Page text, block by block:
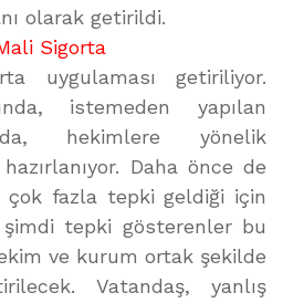
olarak getirildi.
Sigorta
uygulaması getiriliyor.
istemeden yapılan
hekimlere yönelik
Daha önce de
çok fazla tepki geldiği için
tepki gösterenler bu
ve kurum ortak şekilde
Vatandaş, yanlış